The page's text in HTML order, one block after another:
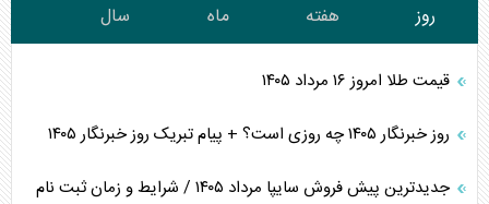
روز هفته ماه سال
قیمت طلا امروز ۱۶ مرداد ۱۴۰۵
روز خبرنگار ۱۴۰۵ چه روزی است؟ + پیام تبریک روز خبرنگار ۱۴۰۵
جدیدترین پیش فروش سایپا مرداد ۱۴۰۵ / شرایط و زمان ثبت نام